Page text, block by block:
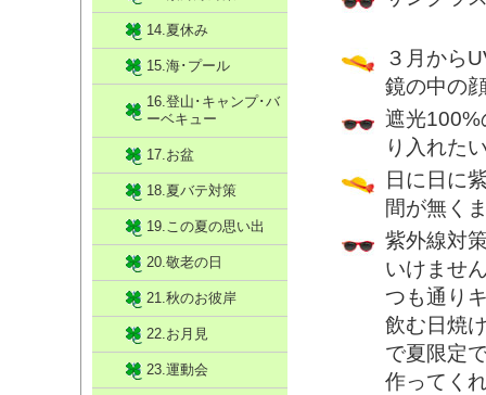
３月から
鏡の中の
遮光100%
り入れた
日に日に
間が無く
紫外線対
いけませ
つも通り
飲む日焼
で夏限定
作ってく
14.夏休み
15.海･プール
16.登山･キャンプ･バ
ーベキュー
17.お盆
18.夏バテ対策
19.この夏の思い出
20.敬老の日
21.秋のお彼岸
22.お月見
23.運動会